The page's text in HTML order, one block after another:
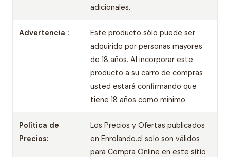
adicionales.
Advertencia :
Este producto sólo puede ser
adquirido por personas mayores
de 18 años. Al incorporar este
producto a su carro de compras
usted estará confirmando que
tiene 18 años como mínimo.
Política de
Precios:
Los Precios y Ofertas publicados
en Enrolando.cl solo son válidos
para Compra Online en este sitio